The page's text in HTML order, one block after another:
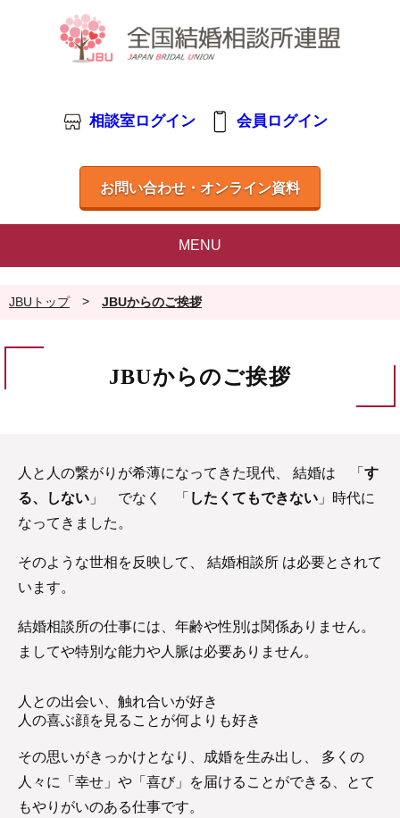
相談室ログイン 会員ログイン
お問い合わせ・オンライン資料
MENU
JBUトップ > JBUからのご挨拶
JBUからのご挨拶
人と人の繋がりが希薄になってきた現代、 結婚は 「 す
る、しない 」 でなく 「 したくてもできない 」時代に
なってきました。
そのような世相を反映して、 結婚相談所 は必要とされて
います。
結婚相談所の仕事には、年齢や性別は関係ありません。
ましてや特別な能力や人脈は必要ありません。
人との出会い、触れ合いが好き
人の喜ぶ顔を見ることが何よりも好き
その思いがきっかけとなり、成婚を生み出し、
多くの
人々に「幸せ」や「喜び」を届けることができる、
とて
もやりがいのある仕事です。